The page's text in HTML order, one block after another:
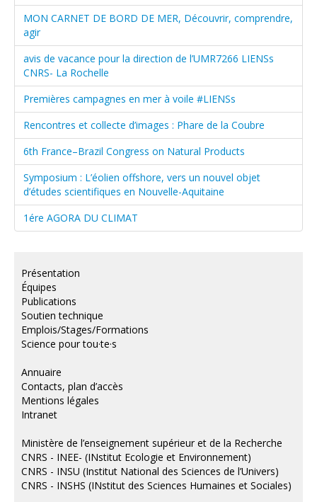
MON CARNET DE BORD DE MER, Découvrir, comprendre,
agir
avis de vacance pour la direction de l’UMR7266 LIENSs
CNRS- La Rochelle
Premières campagnes en mer à voile #LIENSs
Rencontres et collecte d’images : Phare de la Coubre
6th France–Brazil Congress on Natural Products
Symposium : L’éolien offshore, vers un nouvel objet
d’études scientifiques en Nouvelle-Aquitaine
1ére AGORA DU CLIMAT
Présentation
Équipes
Publications
Soutien technique
Emplois/Stages/Formations
Science pour tou·te·s
Annuaire
Contacts, plan d’accès
Mentions légales
Intranet
Ministère de l’enseignement supérieur et de la Recherche
CNRS - INEE- (INstitut Ecologie et Environnement)
CNRS - INSU (Institut National des Sciences de l’Univers)
CNRS - INSHS (INstitut des Sciences Humaines et Sociales)